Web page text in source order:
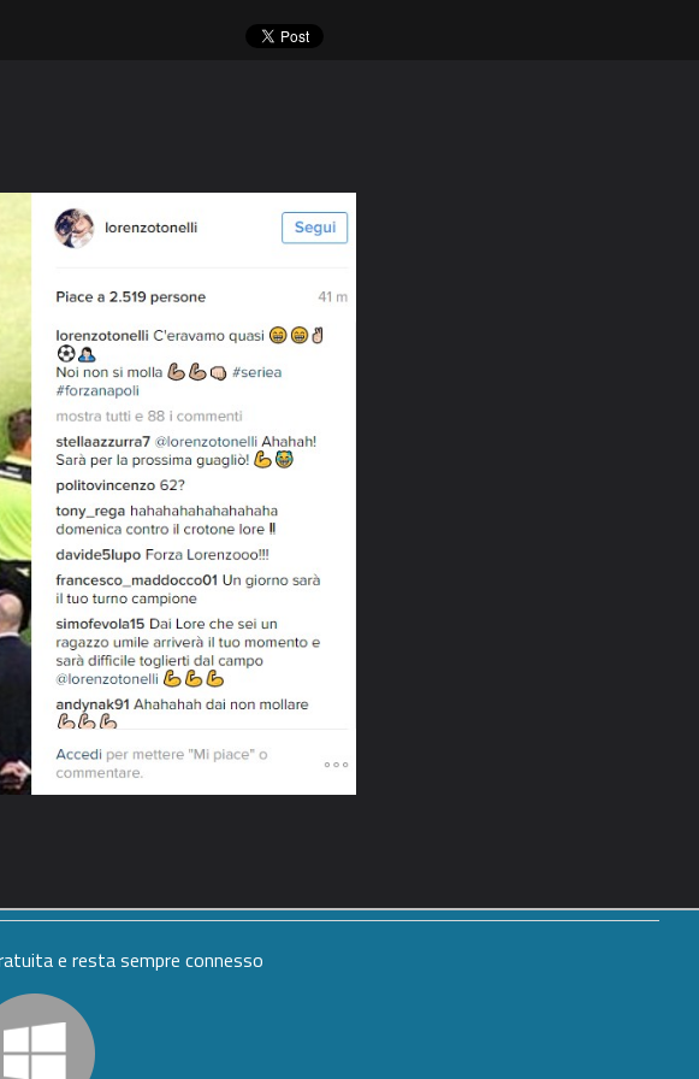
e resta sempre connesso